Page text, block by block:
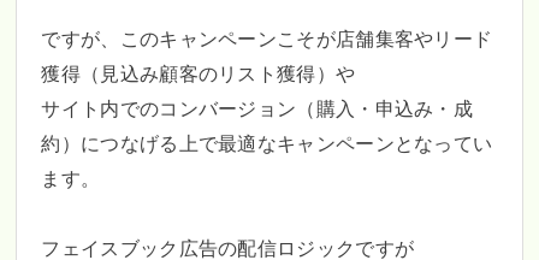
ですが、このキャンペーンこそが店舗集客やリード
獲得（見込み顧客のリスト獲得）や
サイト内でのコンバージョン（購入・申込み・成
約）につなげる上で最適なキャンペーンとなってい
ます。
フェイスブック広告の配信ロジックですが